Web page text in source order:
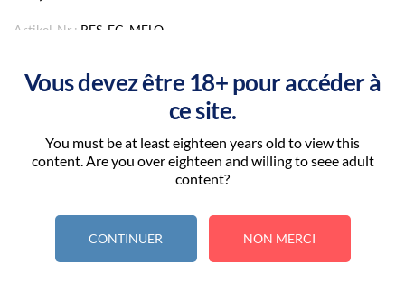
Vous devez être 18+ pour accéder à
ce site.
You must be at least eighteen years old to view this
content. Are you over eighteen and willing to seee adult
content?
CONTINUER NON MERCI
Artikel-Nr.: RES_EC_MELO
Résistance sub-ohm pour votre atomiseur Melo, Melo 2,
Melo 3, Melo 3 Mini et Melo 3 Nano, Atlantis et Ijust 2 de
chez ELEAF. Disponible en 0.5 ohms, 0.3 ohms.
Attribut declinaison: EC2 0.3 OHM